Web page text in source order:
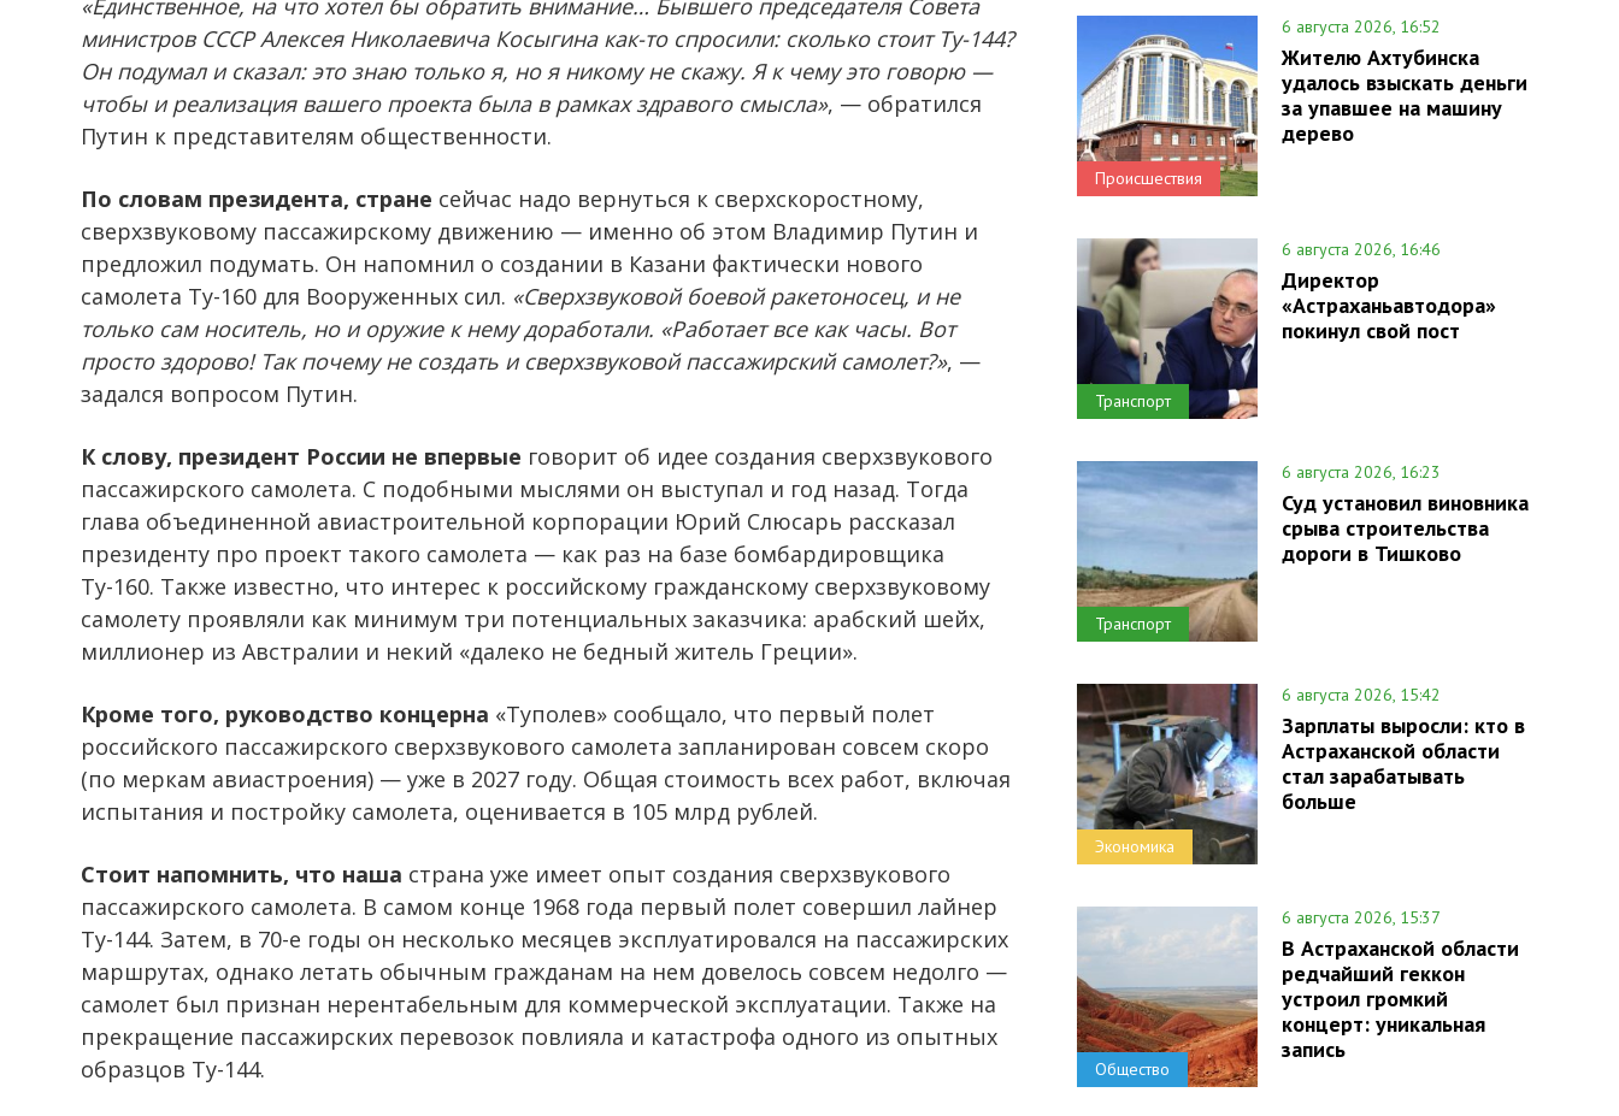
«Единственное, на что хотел бы обратить внимание… Бывшего председателя Совета
министров СССР Алексея Николаевича Косыгина как-то спросили: сколько стоит Ту-144?
Он подумал и сказал: это знаю только я, но я никому не скажу. Я к чему это говорю —
чтобы и реализация вашего проекта была в рамках здравого смысла», — обратился
Путин к представителям общественности.
По словам президента, стране сейчас надо вернуться к сверхскоростному,
сверхзвуковому пассажирскому движению — именно об этом Владимир Путин и
предложил подумать. Он напомнил о создании в Казани фактически нового
самолета Ту-160 для Вооруженных сил. «Сверхзвуковой боевой ракетоносец, и не
только сам носитель, но и оружие к нему доработали. «Работает все как часы. Вот
просто здорово! Так почему не создать и сверхзвуковой пассажирский самолет?», —
задался вопросом Путин.
К слову, президент России не впервые говорит об идее создания сверхзвукового
пассажирского самолета. С подобными мыслями он выступал и год назад. Тогда
глава объединенной авиастроительной корпорации Юрий Слюсарь рассказал
президенту про проект такого самолета — как раз на базе бомбардировщика
Ту-160. Также известно, что интерес к российскому гражданскому сверхзвуковому
самолету проявляли как минимум три потенциальных заказчика: арабский шейх,
миллионер из Австралии и некий «далеко не бедный житель Греции».
Кроме того, руководство концерна «Туполев» сообщало, что первый полет
российского пассажирского сверхзвукового самолета запланирован совсем скоро
(по меркам авиастроения) — уже в 2027 году. Общая стоимость всех работ, включая
испытания и постройку самолета, оценивается в 105 млрд рублей.
Стоит напомнить, что наша страна уже имеет опыт создания сверхзвукового
пассажирского самолета. В самом конце 1968 года первый полет совершил лайнер
Ту-144. Затем, в 70-е годы он несколько месяцев эксплуатировался на пассажирских
маршрутах, однако летать обычным гражданам на нем довелось совсем недолго —
самолет был признан нерентабельным для коммерческой эксплуатации. Также на
прекращение пассажирских перевозок повлияла и катастрофа одного из опытных
образцов Ту-144.
Происшествия
6 августа 2026, 16:52
Жителю Ахтубинска
удалось взыскать деньги
за упавшее на машину
дерево
Транспорт
6 августа 2026, 16:46
Директор
«Астраханьавтодора»
покинул свой пост
Транспорт
6 августа 2026, 16:23
Суд установил виновника
срыва строительства
дороги в Тишково
Экономика
6 августа 2026, 15:42
Зарплаты выросли: кто в
Астраханской области
стал зарабатывать
больше
Общество
6 августа 2026, 15:37
В Астраханской области
редчайший геккон
устроил громкий
концерт: уникальная
запись